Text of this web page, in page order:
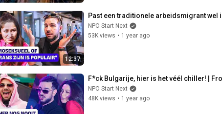
12:37
Past een traditionele arbeidsmigrant wel
NPO Start Next
53K views • 1 year ago
F*ck Bulgarije, hier is het véél chiller! |
NPO Start Next
48K views • 1 year ago